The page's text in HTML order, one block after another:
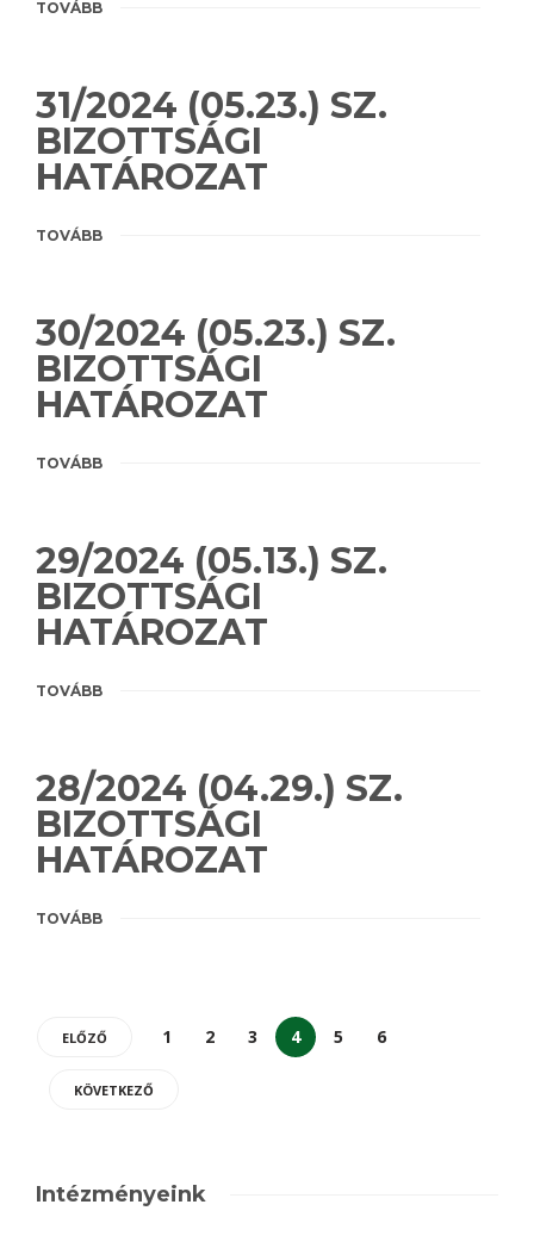
TOVÁBB
31/2024 (05.23.) SZ.
BIZOTTSÁGI
HATÁROZAT
TOVÁBB
30/2024 (05.23.) SZ.
BIZOTTSÁGI
HATÁROZAT
TOVÁBB
29/2024 (05.13.) SZ.
BIZOTTSÁGI
HATÁROZAT
TOVÁBB
28/2024 (04.29.) SZ.
BIZOTTSÁGI
HATÁROZAT
TOVÁBB
ELŐZŐ 1 2 3 4 5 6
KÖVETKEZŐ
Intézményeink